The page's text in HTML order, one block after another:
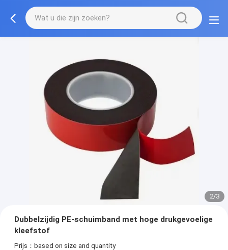
2/3
Dubbelzijdig PE-schuimband met hoge drukgevoelige
kleefstof
Prijs：based on size and quantity